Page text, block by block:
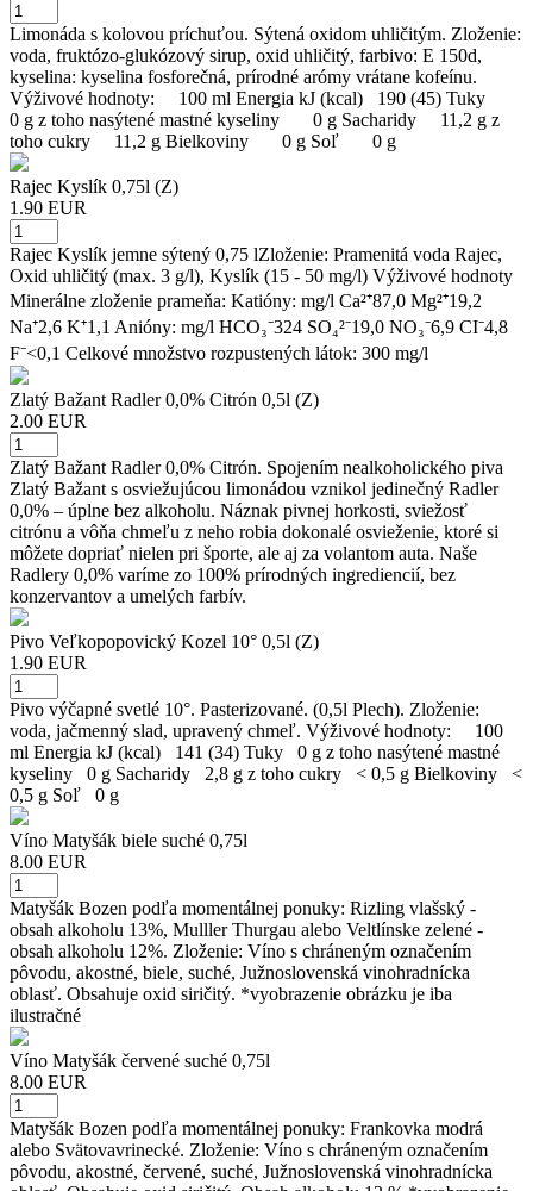
Limonáda s kolovou príchuťou. Sýtená oxidom uhličitým. Zloženie:
voda, fruktózo-glukózový sirup, oxid uhličitý, farbivo: E 150d,
kyselina: kyselina fosforečná, prírodné arómy vrátane kofeínu.
Výživové hodnoty: 100 ml Energia kJ (kcal) 190 (45) Tuky
0 g z toho nasýtené mastné kyseliny 0 g Sacharidy 11,2 g z
toho cukry 11,2 g Bielkoviny 0 g Soľ 0 g
Rajec Kyslík 0,75l (Z)
1.90 EUR
Rajec Kyslík jemne sýtený 0,75 lZloženie: Pramenitá voda Rajec,
Oxid uhličitý (max. 3 g/l), Kyslík (15 - 50 mg/l) Výživové hodnoty
Minerálne zloženie prameňa: Katióny: mg/l Ca²⁺87,0 Mg²⁺19,2
Na⁺2,6 K⁺1,1 Anióny: mg/l HCO₃⁻324 SO₄²⁻19,0 NO₃⁻6,9 CI⁻4,8
F⁻<0,1 Celkové množstvo rozpustených látok: 300 mg/l
Zlatý Bažant Radler 0,0% Citrón 0,5l (Z)
2.00 EUR
Zlatý Bažant Radler 0,0% Citrón. Spojením nealkoholického piva
Zlatý Bažant s osviežujúcou limonádou vznikol jedinečný Radler
0,0% – úplne bez alkoholu. Náznak pivnej horkosti, sviežosť
citrónu a vôňa chmeľu z neho robia dokonalé osvieženie, ktoré si
môžete dopriať nielen pri športe, ale aj za volantom auta. Naše
Radlery 0,0% varíme zo 100% prírodných ingrediencií, bez
konzervantov a umelých farbív.
Pivo Veľkopopovický Kozel 10° 0,5l (Z)
1.90 EUR
Pivo výčapné svetlé 10°. Pasterizované. (0,5l Plech). Zloženie:
voda, jačmenný slad, upravený chmeľ. Výživové hodnoty: 100
ml Energia kJ (kcal) 141 (34) Tuky 0 g z toho nasýtené mastné
kyseliny 0 g Sacharidy 2,8 g z toho cukry < 0,5 g Bielkoviny <
0,5 g Soľ 0 g
Víno Matyšák biele suché 0,75l
8.00 EUR
Matyšák Bozen podľa momentálnej ponuky: Rizling vlašský -
obsah alkoholu 13%, Mulller Thurgau alebo Veltlínske zelené -
obsah alkoholu 12%. Zloženie: Víno s chráneným označením
pôvodu, akostné, biele, suché, Južnoslovenská vinohradnícka
oblasť. Obsahuje oxid siričitý. *vyobrazenie obrázku je iba
ilustračné
Víno Matyšák červené suché 0,75l
8.00 EUR
Matyšák Bozen podľa momentálnej ponuky: Frankovka modrá
alebo Svätovavrinecké. Zloženie: Víno s chráneným označením
pôvodu, akostné, červené, suché, Južnoslovenská vinohradnícka